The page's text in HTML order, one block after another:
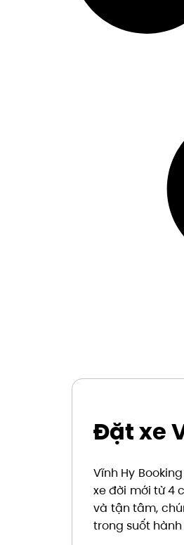
Đặt xe
Vĩnh Hy
xe đời mới từ 4
và tận tâm,
trong suốt hành